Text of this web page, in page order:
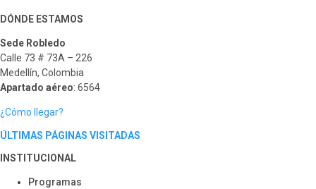
DÓNDE ESTAMOS
Sede Robledo
Calle 73 # 73A – 226
Medellín, Colombia
Apartado aéreo: 6564
¿Cómo llegar?
ÚLTIMAS PÁGINAS VISITADAS
INSTITUCIONAL
Programas